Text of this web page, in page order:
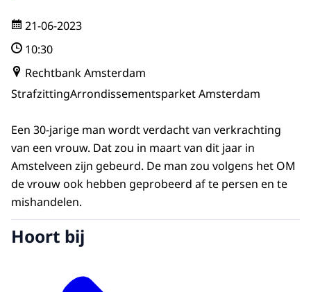
21-06-2023
10:30
Rechtbank Amsterdam
StrafzittingArrondissementsparket Amsterdam
Een 30-jarige man wordt verdacht van verkrachting
van een vrouw. Dat zou in maart van dit jaar in
Amstelveen zijn gebeurd. De man zou volgens het OM
de vrouw ook hebben geprobeerd af te persen en te
mishandelen.
Hoort bij